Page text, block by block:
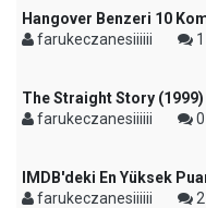
Hangover Benzeri 10
farukeczanesiiiiii
1
The Straight Story
farukeczanesiiiiii
0
IMDB'deki En Yüksek
farukeczanesiiiiii
2